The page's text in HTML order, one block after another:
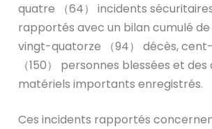
quatre （64） incidents
rapportés avec un bilan cumulé
vingt-quatorze （94） décès,
（150） personnes blessées et
matériels importants enregistrés.
Ces incidents rapportés